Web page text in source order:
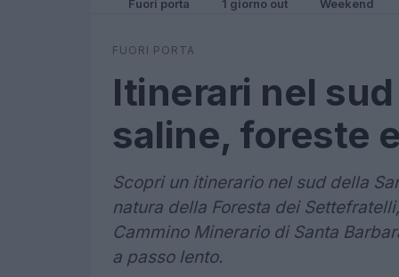
Fuori porta 1 giorno out Weekend
FUORI PORTA
Itinerari nel
saline, foreste
Scopri un itinerario nel sud della
natura della Foresta dei
Cammino Minerario di Santa
a passo lento.